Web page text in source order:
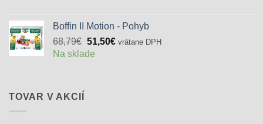
Boffin II Motion - Pohyb
68,79€ Pôvodná
cena
51,50€Aktuálna
vrátane DPH
Na sklade
TOVAR V AKCIÍ